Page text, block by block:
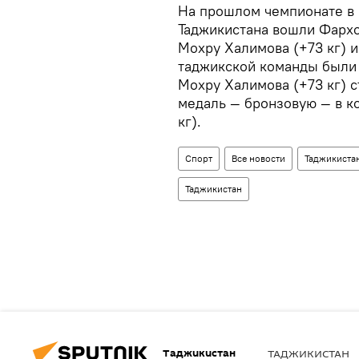
На прошлом чемпионате
Таджикистана вошли
Мохру Халимова (+73 кг)
таджикской команды
Мохру Халимова (+73 кг)
медаль — бронзовую — в
кг).
Спорт Все новости
Таджикистан
Таджикистан ТАДЖИКИСТАН